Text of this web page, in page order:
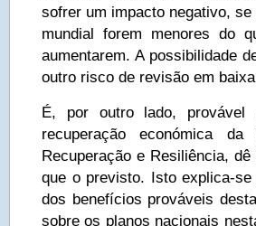
sofrer um impacto negativo,
mundial forem menores do
aumentarem. A possibilidade
outro risco de revisão em
É, por outro lado, provável
recuperação económica
Recuperação e Resiliência,
que o previsto. Isto explica-
dos benefícios prováveis
sobre os planos nacionais